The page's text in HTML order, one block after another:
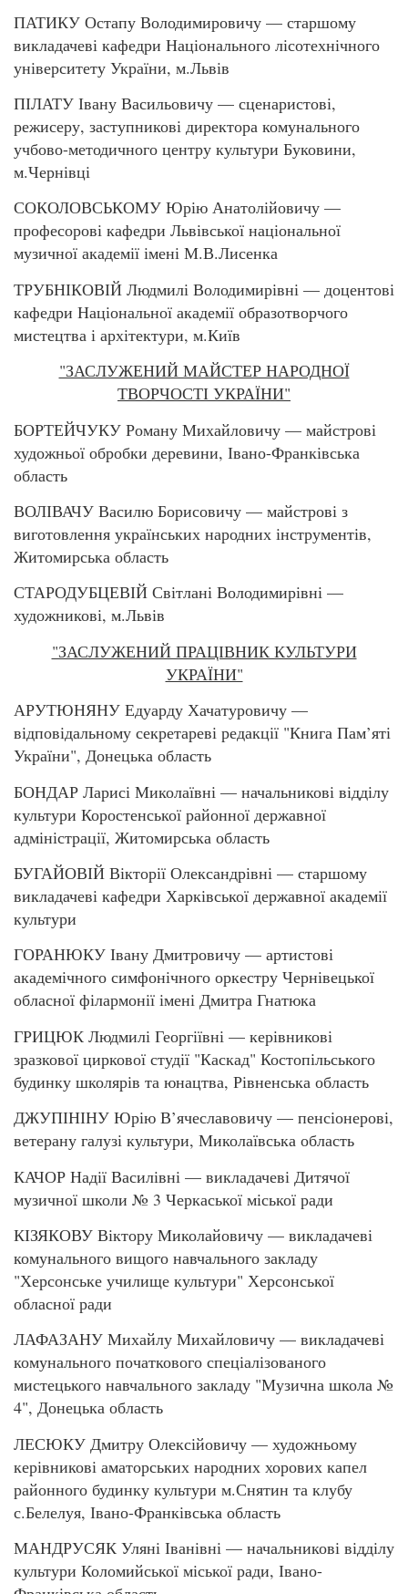
ПАТИКУ Остапу Володимировичу — старшому
викладачеві кафедри Національного лісотехнічного
університету України, м.Львів
ПІЛАТУ Івану Васильовичу — сценаристові,
режисеру, заступникові директора комунального
учбово-методичного центру культури Буковини,
м.Чернівці
СОКОЛОВСЬКОМУ Юрію Анатолійовичу —
професорові кафедри Львівської національної
музичної академії імені М.В.Лисенка
ТРУБНІКОВІЙ Людмилі Володимирівні — доцентові
кафедри Національної академії образотворчого
мистецтва і архітектури, м.Київ
"ЗАСЛУЖЕНИЙ МАЙСТЕР НАРОДНОЇ
ТВОРЧОСТІ УКРАЇНИ"
БОРТЕЙЧУКУ Роману Михайловичу — майстрові
художньої обробки деревини, Івано-Франківська
область
ВОЛІВАЧУ Василю Борисовичу — майстрові з
виготовлення українських народних інструментів,
Житомирська область
СТАРОДУБЦЕВІЙ Світлані Володимирівні —
художникові, м.Львів
"ЗАСЛУЖЕНИЙ ПРАЦІВНИК КУЛЬТУРИ
УКРАЇНИ"
АРУТЮНЯНУ Едуарду Хачатуровичу —
відповідальному секретареві редакції "Книга Пам’яті
України", Донецька область
БОНДАР Ларисі Миколаївні — начальникові відділу
культури Коростенської районної державної
адміністрації, Житомирська область
БУГАЙОВІЙ Вікторії Олександрівні — старшому
викладачеві кафедри Харківської державної академії
культури
ГОРАНЮКУ Івану Дмитровичу — артистові
академічного симфонічного оркестру Чернівецької
обласної філармонії імені Дмитра Гнатюка
ГРИЦЮК Людмилі Георгіївні — керівникові
зразкової циркової студії "Каскад" Костопільського
будинку школярів та юнацтва, Рівненська область
ДЖУПІНІНУ Юрію В’ячеславовичу — пенсіонерові,
ветерану галузі культури, Миколаївська область
КАЧОР Надії Василівні — викладачеві Дитячої
музичної школи № 3 Черкаської міської ради
КІЗЯКОВУ Віктору Миколайовичу — викладачеві
комунального вищого навчального закладу
"Херсонське училище культури" Херсонської
обласної ради
ЛАФАЗАНУ Михайлу Михайловичу — викладачеві
комунального початкового спеціалізованого
мистецького навчального закладу "Музична школа №
4", Донецька область
ЛЕСЮКУ Дмитру Олексійовичу — художньому
керівникові аматорських народних хорових капел
районного будинку культури м.Снятин та клубу
с.Белелуя, Івано-Франківська область
МАНДРУСЯК Уляні Іванівні — начальникові відділу
культури Коломийської міської ради, Івано-